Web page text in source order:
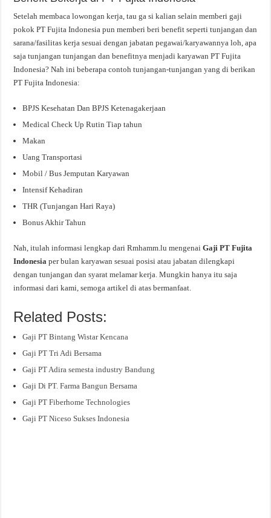
Setelah membaca lowongan kerja, tau ga si kalian selain memberi gaji
pokok PT Fujita Indonesia pun memberi beri benefit seperti tunjangan dan
sarana/fasilitas kerja sesuai dengan jabatan pegawai/karyawannya loh, apa
saja tunjangan tunjangan dan benefitnya menjadi karyawan PT Fujita
Indonesia? Nah ini beberapa contoh tunjangan-tunjangan yang di berikan
PT Fujita Indonesia:
BPJS Kesehatan Dan BPJS Ketenagakerjaan
Medical Check Up Rutin Tiap tahun
Makan
Uang Transportasi
Mobil / Bus Jemputan Karyawan
Intensif Kehadiran
THR (Tunjangan Hari Raya)
Bonus Akhir Tahun
Nah, itulah informasi lengkap dari Rmhamm.lu mengenaiGaji PT Fujita
Indonesiaper bulan karyawan sesuai posisi atau jabatan dilengkapi
dengan tunjangan dan syarat melamar kerja. Mungkin hanya itu saja
informasi dari kami, semoga artikel di atas bermanfaat.
Related Posts:
Gaji PT Bintang Wistar Kencana
Gaji PT Tri Adi Bersama
Gaji PT Adira semesta industry Bandung
Gaji Di PT. Farma Bangun Bersama
Gaji PT Fiberhome Technologies
Gaji PT Niceso Sukses Indonesia